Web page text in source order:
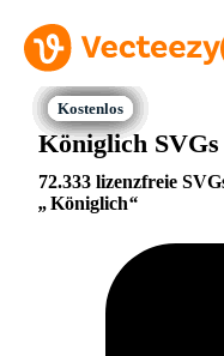
Königlich SVGs
72.333 lizenzfreie
Königlich